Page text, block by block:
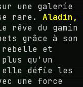
une galerie
rare. Aladin,
rêve du gamin
grâce à son
rebelle et
qu'un
elle défie les
une force